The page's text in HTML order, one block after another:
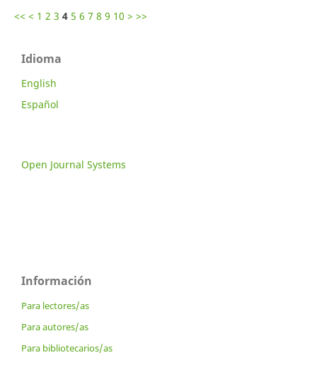
<< < 1 2 3 4 5 6 7 8 9 10 > >>
Idioma
English
Español
Open Journal Systems
Información
Para lectores/as
Para autores/as
Para bibliotecarios/as